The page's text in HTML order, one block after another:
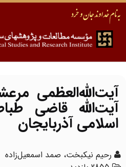
آیت‌الله‌العظمی
آیت‌الله قاضی
اسلامی آذربایجان
رحیم نیکبخت، صمد اسمعیل‌زاده